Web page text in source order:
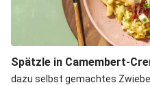
Spätzle in Camembert-
dazu selbst gemachtes